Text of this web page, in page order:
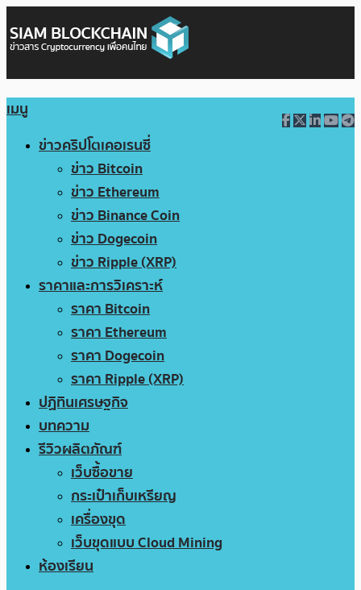
เมนู
ข่าวคริปโตเคอเรนซี่
ข่าว Bitcoin
ข่าว Ethereum
ข่าว Binance Coin
ข่าว Dogecoin
ข่าว Ripple (XRP)
ราคาและการวิเคราะห์
ราคา Bitcoin
ราคา Ethereum
ราคา Dogecoin
ราคา Ripple (XRP)
ปฏิทินเศรษฐกิจ
บทความ
รีวิวผลิตภัณฑ์
เว็บซื้อขาย
กระเป๋าเก็บเหรียญ
เครื่องขุด
เว็บขุดแบบ Cloud Mining
ห้องเรียน